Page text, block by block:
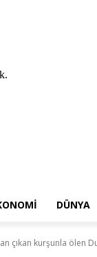
DÜNYA
çıkan kurşunla ölen